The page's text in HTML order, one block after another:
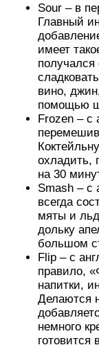
Sour – в
Главный
имеет
вино,
помощью
Frozen – с
охладить,
на 30
Smash – с
всегда
мяты и
дольку
большом
Flip – с
правило,
напитки,
Делаются
немного
готовится